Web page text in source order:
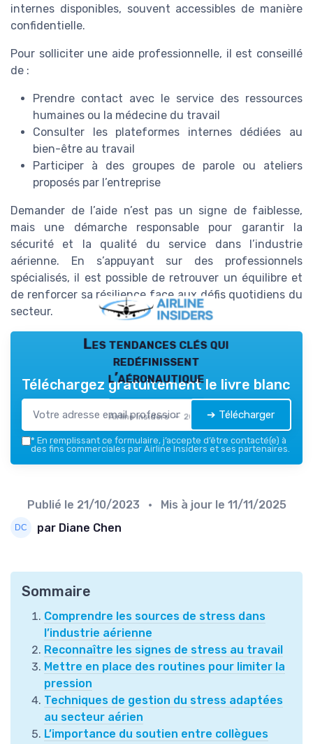
internes disponibles, souvent accessibles de manière
confidentielle.
Pour solliciter une aide professionnelle, il est conseillé
de :
Prendre contact avec le service des ressources
humaines ou la médecine du travail
Consulter les plateformes internes dédiées au
bien-être au travail
Participer à des groupes de parole ou ateliers
proposés par l’entreprise
Demander de l’aide n’est pas un signe de faiblesse,
mais une démarche responsable pour garantir la
sécurité et la qualité du service dans l’industrie
aérienne. En s’appuyant sur des professionnels
spécialisés, il est possible de retrouver un équilibre et
de renforcer sa résilience face aux défis quotidiens du
secteur.
Les tendances clés qui
redéfinissent
l’aéronautique
Airline Insiders — 2026
Téléchargez gratuitement le livre blanc
➔ Télécharger
* En remplissant ce formulaire, j’accepte d’être contacté(e) à
des fins commerciales par Airline Insiders et ses partenaires.
Publié le 21/10/2023 • Mis à jour le 11/11/2025
par Diane Chen
Sommaire
Comprendre les sources de stress dans
l’industrie aérienne
Reconnaître les signes de stress au travail
Mettre en place des routines pour limiter la
pression
Techniques de gestion du stress adaptées
au secteur aérien
L’importance du soutien entre collègues